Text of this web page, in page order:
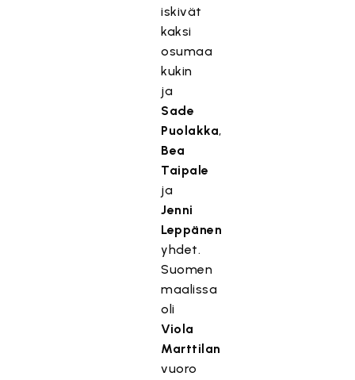
iskivät
kaksi
osumaa
kukin
ja
Sade
Puolakka,
Bea
Taipale
ja
Jenni
Leppänen
yhdet.
Suomen
maalissa
oli
Viola
Marttilan
vuoro